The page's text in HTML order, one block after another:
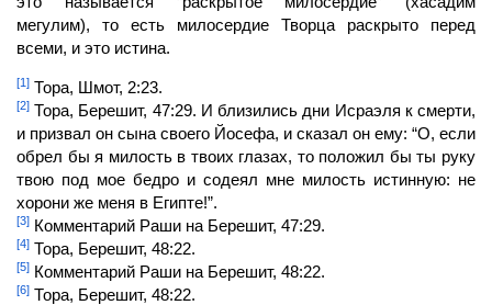
мегулим), то есть милосердие Творца раскрыто перед
всеми, и это истина.
[1] Тора, Шмот, 2:23.
[2] Тора, Берешит, 47:29. И близились дни Исраэля к смерти,
и призвал он сына своего Йосефа, и сказал он ему: “О, если
обрел бы я милость в твоих глазах, то положил бы ты руку
твою под мое бедро и содеял мне милость истинную: не
хорони же меня в Египте!”.
[3] Комментарий Раши на Берешит, 47:29.
[4] Тора, Берешит, 48:22.
[5] Комментарий Раши на Берешит, 48:22.
[6] Тора, Берешит, 48:22.